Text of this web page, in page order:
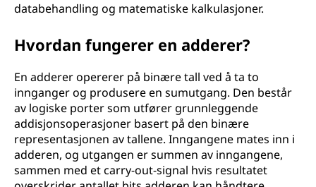
databehandling og matematiske kalkulasjoner.
Hvordan fungerer en adderer?
En adderer opererer på binære tall ved å ta to
innganger og produsere en sumutgang. Den består
av logiske porter som utfører grunnleggende
addisjonsoperasjoner basert på den binære
representasjonen av tallene. Inngangene mates inn i
adderen, og utgangen er summen av inngangene,
sammen med et carry-out-signal hvis resultatet